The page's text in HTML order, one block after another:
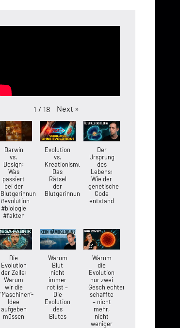
1 / 18 Next »
Darwin
vs.
Design:
Was
passiert
bei der
Blutgerinnung?
#evolution
#biologie
#fakten
Evolution
vs.
Kreationismus:
Das
Rätsel
der
Blutgerinnung
Der
Ursprung
des
Lebens:
Wie der
genetische
Code
entstand
Die
Evolution
der Zelle:
Warum
wir die
'Maschinen'-
Idee
aufgeben
müssen
Warum
Blut
nicht
immer
rot ist –
Die
Evolution
des
Blutes
Warum
die
Evolution
nur zwei
Geschlechter
schaffte
– nicht
mehr,
nicht
weniger